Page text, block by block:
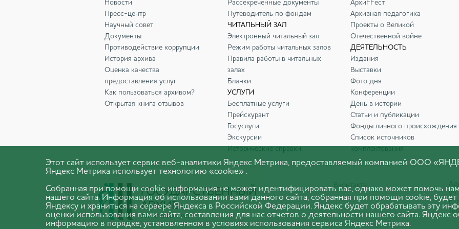
Новости
Пресс-центр
Научный совет
Документы
Противодействие коррупции
История архива
Оценка качества
предоставления услуг
Как пользоваться архивом?
Открытая книга отзывов
Рассекреченные документы
Путеводитель по фондам
ЧИТАЛЬНЫЙ ЗАЛ
Электронный читальный зал
Режим работы читальных залов
Правила работы в читальных
залах
Бланки
УСЛУГИ
Бесплатные услуги
Прейскурант
Госуслуги
Экскурсии
Исторические справки
АрхиFFест
Архивная педагогика
Проекты о Великой
Отечественной войне
ДЕЯТЕЛЬНОСТЬ
Издания
Выставки
Фото дня
Конференции
День в истории
Статьи и публикации
Фонды личного происхождения
Список источников
комплектования
E-
Этот сайт использует сервис веб-аналитики Яндекс Метрика, предоставляемый компанией ООО
Яндекс Метрика использует технологию «cookie» .
Собранная при помощи cookie информация не может идентифицировать вас, однако может помочь
нашего сайта. Информация об использовании вами данного сайта, собранная при помощи cookie, будет
Яндексу и храниться на сервере Яндекса в Российской Федерации. Яндекс будет обрабатывать эту
оценки использования вами сайта, составления для нас отчетов о деятельности нашего сайта. Яндекс
информацию в порядке, установленном в условиях использования сервиса Яндекс Метрика.